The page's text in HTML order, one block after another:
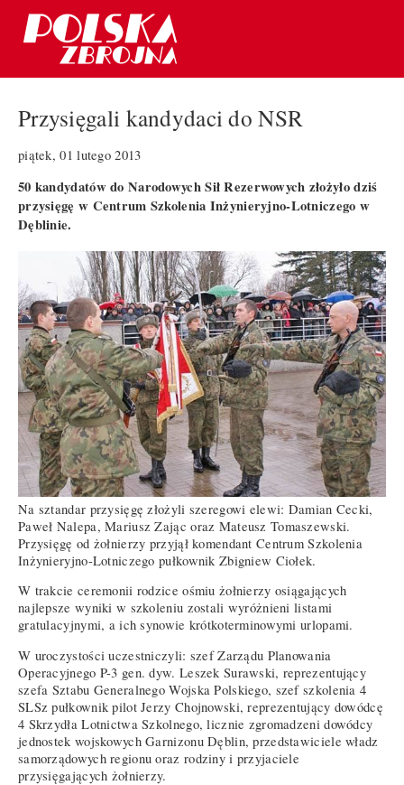
Przysięgali kandydaci do NSR
piątek, 01 lutego 2013
50 kandydatów do Narodowych Sił Rezerwowych złożyło dziś
przysięgę w Centrum Szkolenia Inżynieryjno-Lotniczego w
Dęblinie.
Na sztandar przysięgę złożyli szeregowi elewi: Damian Cecki,
Paweł Nalepa, Mariusz Zając oraz Mateusz Tomaszewski.
Przysięgę od żołnierzy przyjął komendant Centrum Szkolenia
Inżynieryjno-Lotniczego pułkownik Zbigniew Ciołek.
W trakcie ceremonii rodzice ośmiu żołnierzy osiągających
najlepsze wyniki w szkoleniu zostali wyróżnieni listami
gratulacyjnymi, a ich synowie krótkoterminowymi urlopami.
W uroczystości uczestniczyli: szef Zarządu Planowania
Operacyjnego P-3 gen. dyw. Leszek Surawski, reprezentujący
szefa Sztabu Generalnego Wojska Polskiego, szef szkolenia 4
SLSz pułkownik pilot Jerzy Chojnowski, reprezentujący dowódcę
4 Skrzydła Lotnictwa Szkolnego, licznie zgromadzeni dowódcy
jednostek wojskowych Garnizonu Dęblin, przedstawiciele władz
samorządowych regionu oraz rodziny i przyjaciele
przysięgających żołnierzy.